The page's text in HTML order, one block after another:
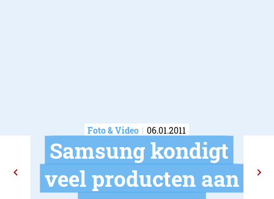
Foto & Video 06.01.2011